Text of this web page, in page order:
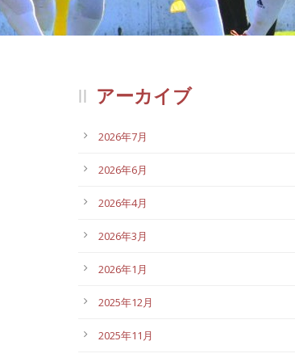
アーカイブ
2026年7月
2026年6月
2026年4月
2026年3月
2026年1月
2025年12月
2025年11月